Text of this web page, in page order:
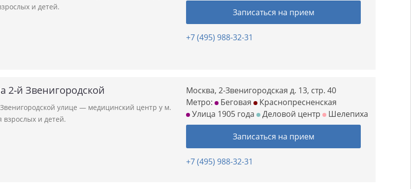
и детей.
Записаться на прием
+7 (495) 988-32-31
2-й Звенигородской
улице — медицинский центр у м.
взрослых и детей.
Москва, 2-Звенигородская д. 13, стр. 40
Метро:
Беговая
Краснопресненская
Улица 1905 года
Деловой центр Шелепиха
Записаться на прием
+7 (495) 988-32-31